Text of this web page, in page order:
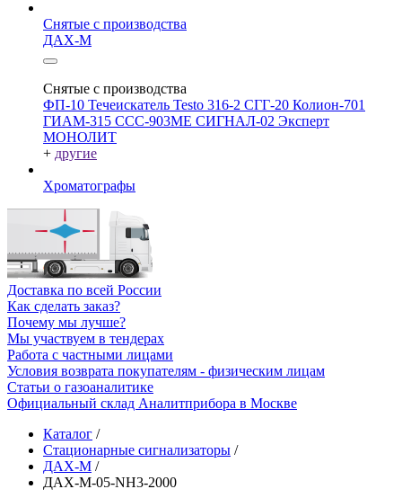
Снятые с производства
ДАХ-М
Снятые с производства
ФП-10 Течеискатель Testo 316-2 СГГ-20 Колион-701
ГИАМ-315 ССС-903МЕ СИГНАЛ-02 Эксперт
МОНОЛИТ
+ другие
Хроматографы
Доставка по всей России
Как сделать заказ?
Почему мы лучше?
Мы участвуем в тендерах
Работа с частными лицами
Условия возврата покупателям - физическим лицам
Статьи о газоаналитике
Официальный склад Аналитприбора в Москве
Каталог /
Стационарные сигнализаторы /
ДАХ-М /
ДАХ-М-05-NH3-2000